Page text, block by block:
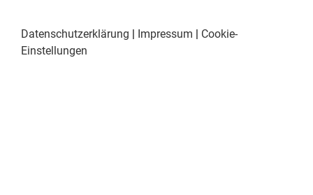
Datenschutzerklärung Impressum
Cookie-
Einstellungen